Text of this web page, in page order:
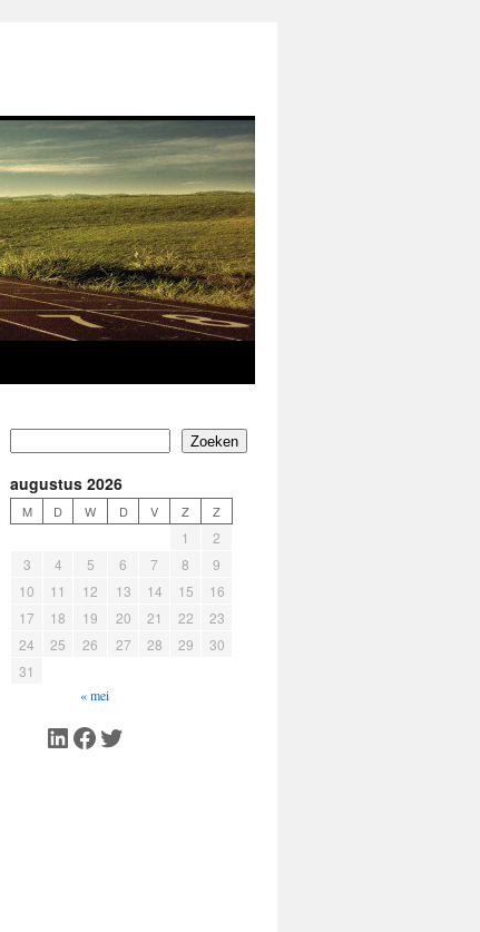
Zoeken
augustus 2026
M D W D V Z Z
1
2
3
4 5 6 7 8
9
10
11 12 13 14 15
16
17
18 19 20 21 22
23
24
25 26 27 28 29
30
31
« mei
LinkedIn
Facebook
Twitter